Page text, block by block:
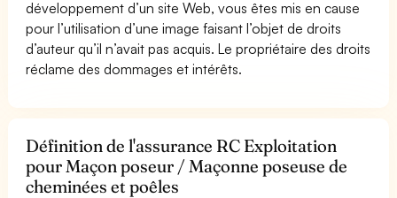
développement d’un site Web, vous êtes mis en cause
pour l’utilisation d’une image faisant l’objet de droits
d’auteur qu’il n’avait pas acquis. Le propriétaire des droits
réclame des dommages et intérêts.
Définition de l'assurance RC Exploitation
pour Maçon poseur / Maçonne poseuse de
cheminées et poêles